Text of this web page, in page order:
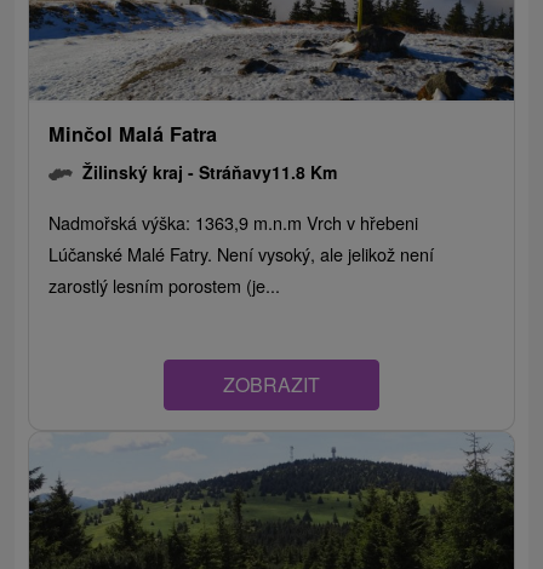
Minčol Malá Fatra
Žilinský kraj -Stráňavy11.8 Km
Nadmořská výška: 1363,9 m.n.m Vrch v hřebeni
Lúčanské Malé Fatry. Není vysoký, ale jelikož není
zarostlý lesním porostem (je...
ZOBRAZIT